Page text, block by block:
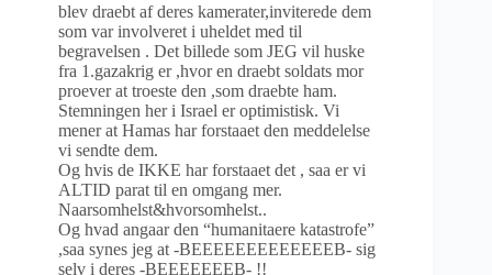
blev draebt af deres kamerater,inviterede dem
som var involveret i uheldet med til
begravelsen . Det billede som JEG vil huske
fra 1.gazakrig er ,hvor en draebt soldats mor
proever at troeste den ,som draebte ham.
Stemningen her i Israel er optimistisk. Vi
mener at Hamas har forstaaet den meddelelse
vi sendte dem.
Og hvis de IKKE har forstaaet det , saa er vi
ALTID parat til en omgang mer.
Naarsomhelst&hvorsomhelst..
Og hvad angaar den “humanitaere katastrofe”
,saa synes jeg at -BEEEEEEEEEEEEEB- sig
selv i deres -BEEEEEEEB- !!